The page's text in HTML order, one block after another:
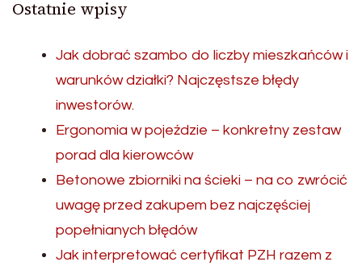
Ostatnie wpisy
Jak dobrać szambo do liczby mieszkańców i
warunków działki? Najczęstsze błędy
inwestorów.
Ergonomia w pojeździe – konkretny zestaw
porad dla kierowców
Betonowe zbiorniki na ścieki – na co zwrócić
uwagę przed zakupem bez najczęściej
popełnianych błędów
Jak interpretować certyfikat PZH razem z